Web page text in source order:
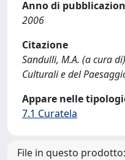
Anno di
2006
Citazione
Sandulli, M.A. (a cura
Culturali e del
Appare nelle
7.1 Curatela
File in questo prodotto: